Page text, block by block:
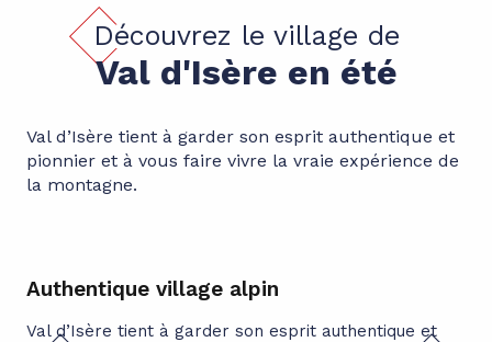
Découvrez le village de
Val d'Isère en été
Val d’Isère tient à garder son esprit authentique et
pionnier et à vous faire vivre la vraie expérience de
la montagne.
Authentique village alpin
Val d’Isère tient à garder son esprit authentique et